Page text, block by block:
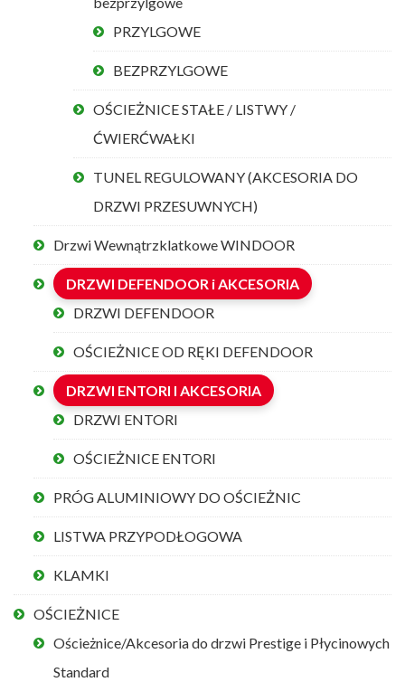
PRZYLGOWE
BEZPRZYLGOWE
OŚCIEŻNICE STAŁE / LISTWY /
ĆWIERĆWAŁKI
TUNEL REGULOWANY (AKCESORIA DO
DRZWI PRZESUWNYCH)
Drzwi Wewnątrzklatkowe WINDOOR
DRZWI DEFENDOOR i AKCESORIA
DRZWI DEFENDOOR
OŚCIEŻNICE OD RĘKI DEFENDOOR
DRZWI ENTORI I AKCESORIA
DRZWI ENTORI
OŚCIEŻNICE ENTORI
PRÓG ALUMINIOWY DO OŚCIEŻNIC
LISTWA PRZYPODŁOGOWA
KLAMKI
OŚCIEŻNICE
Ościeżnice/Akcesoria do drzwi Prestige i Płycinowych
Standard